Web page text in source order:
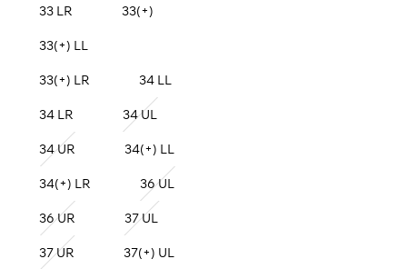
33 LR 33(+)
33(+) LL
33(+) LR 34 LL
34 LR 34 UL
34 UR 34(+) LL
34(+) LR 36 UL
36 UR 37 UL
37 UR 37(+) UL